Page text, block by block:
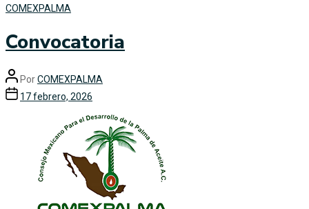
COMEXPALMA
Convocatoria
PorCOMEXPALMA
17 febrero, 2026